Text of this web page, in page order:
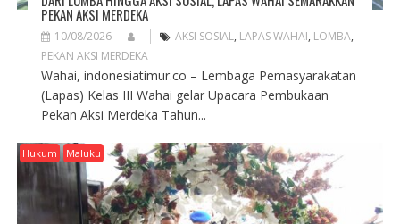
PEKAN AKSI MERDEKA
10/08/2026 AKSI SOSIAL, LAPAS WAHAI, LOMBA,
PEKAN AKSI MERDEKA
Wahai, indonesiatimur.co – Lembaga Pemasyarakatan
(Lapas) Kelas III Wahai gelar Upacara Pembukaan
Pekan Aksi Merdeka Tahun...
Hukum Maluku